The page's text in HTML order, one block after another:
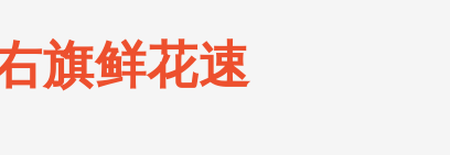
旗鲜花速